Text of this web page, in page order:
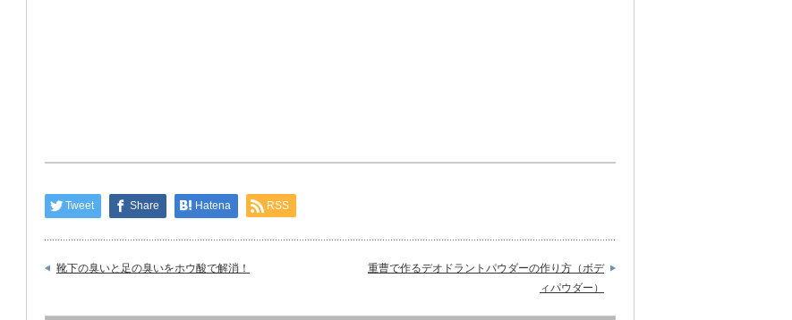
Tweet Share Hatena RSS
靴下の臭いと足の臭いをホウ酸で解消！
重曹で作るデオドラントパウダーの作り方（ボデ
ィパウダー）